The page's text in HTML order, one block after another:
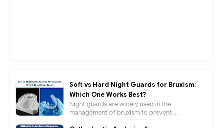
Soft vs Hard Night Guards for Bruxism:
Which One Works Best?
Night guards are widely used in the
management of bruxism to prevent ...